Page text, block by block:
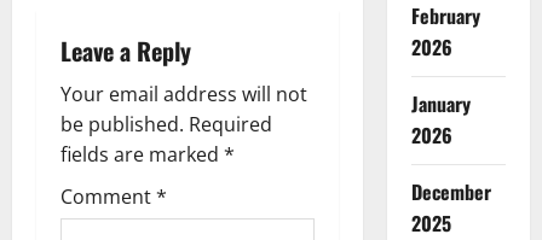
a
v
i
g
Leave a Reply
Your email address will not
be published. Required
fields are marked *
Comment*
February
2026
January
2026
December
2025